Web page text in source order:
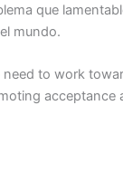
que
mundo.
need to work
acceptance